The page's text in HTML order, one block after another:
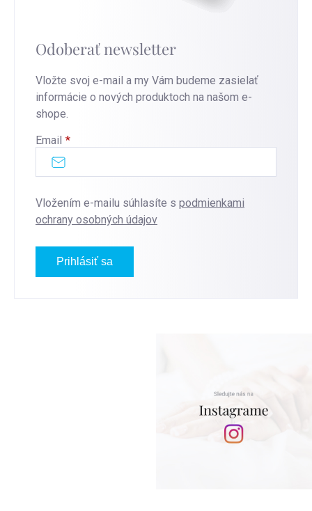
Odoberať newsletter
Vložte svoj e-mail a my Vám budeme zasielať
informácie o nových produktoch na našom e-
shope.
Email
Vložením e-mailu súhlasíte s podmienkami
ochrany osobných údajov
Prihlásiť sa